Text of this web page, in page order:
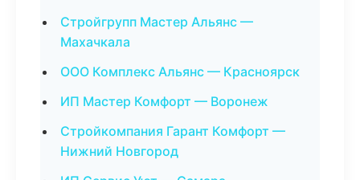
Стройгрупп Мастер Альянс —
Махачкала
ООО Комплекс Альянс — Красноярск
ИП Мастер Комфорт — Воронеж
Стройкомпания Гарант Комфорт —
Нижний Новгород